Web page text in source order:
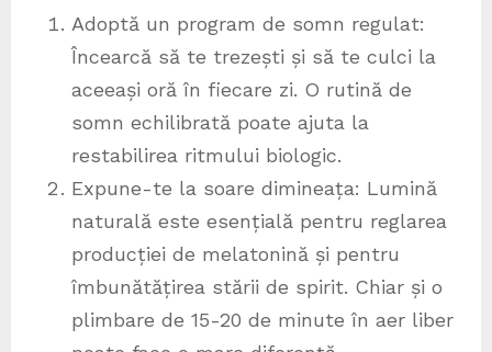
Adoptă un program de somn regulat:
Încearcă să te trezești și să te culci la
aceeași oră în fiecare zi. O rutină de
somn echilibrată poate ajuta la
restabilirea ritmului biologic.
Expune-te la soare dimineața: Lumină
naturală este esențială pentru reglarea
producției de melatonină și pentru
îmbunătățirea stării de spirit. Chiar și o
plimbare de 15-20 de minute în aer liber